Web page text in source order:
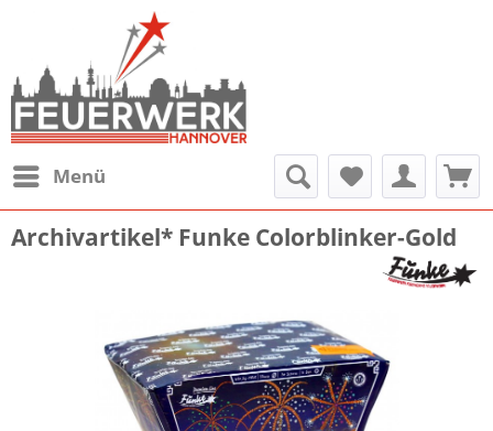
Menü
Archivartikel* Funke Colorblinker-Gold